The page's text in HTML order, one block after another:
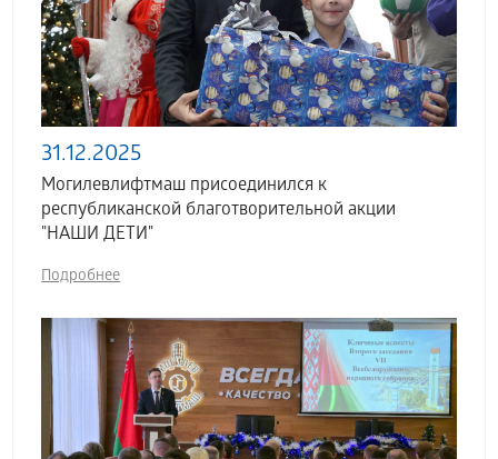
31.12.2025
Могилевлифтмаш присоединился к
республиканской благотворительной акции
"НАШИ ДЕТИ"
Подробнее